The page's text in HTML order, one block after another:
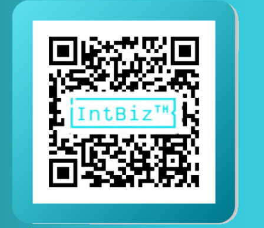
通过Line联系和询问
（24小时咨询联系）